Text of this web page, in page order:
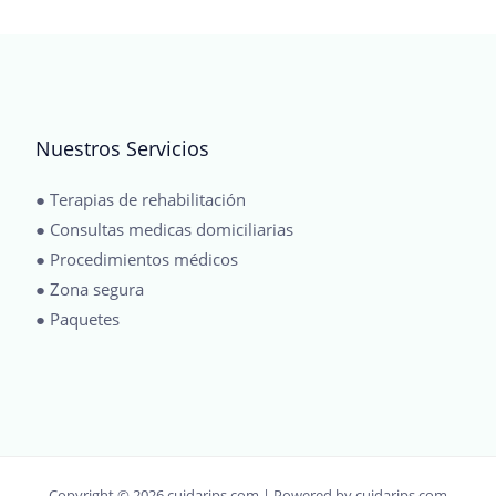
Nuestros Servicios
● Terapias de rehabilitación
● Consultas medicas domiciliarias
● Procedimientos médicos
● Zona segura
● Paquetes